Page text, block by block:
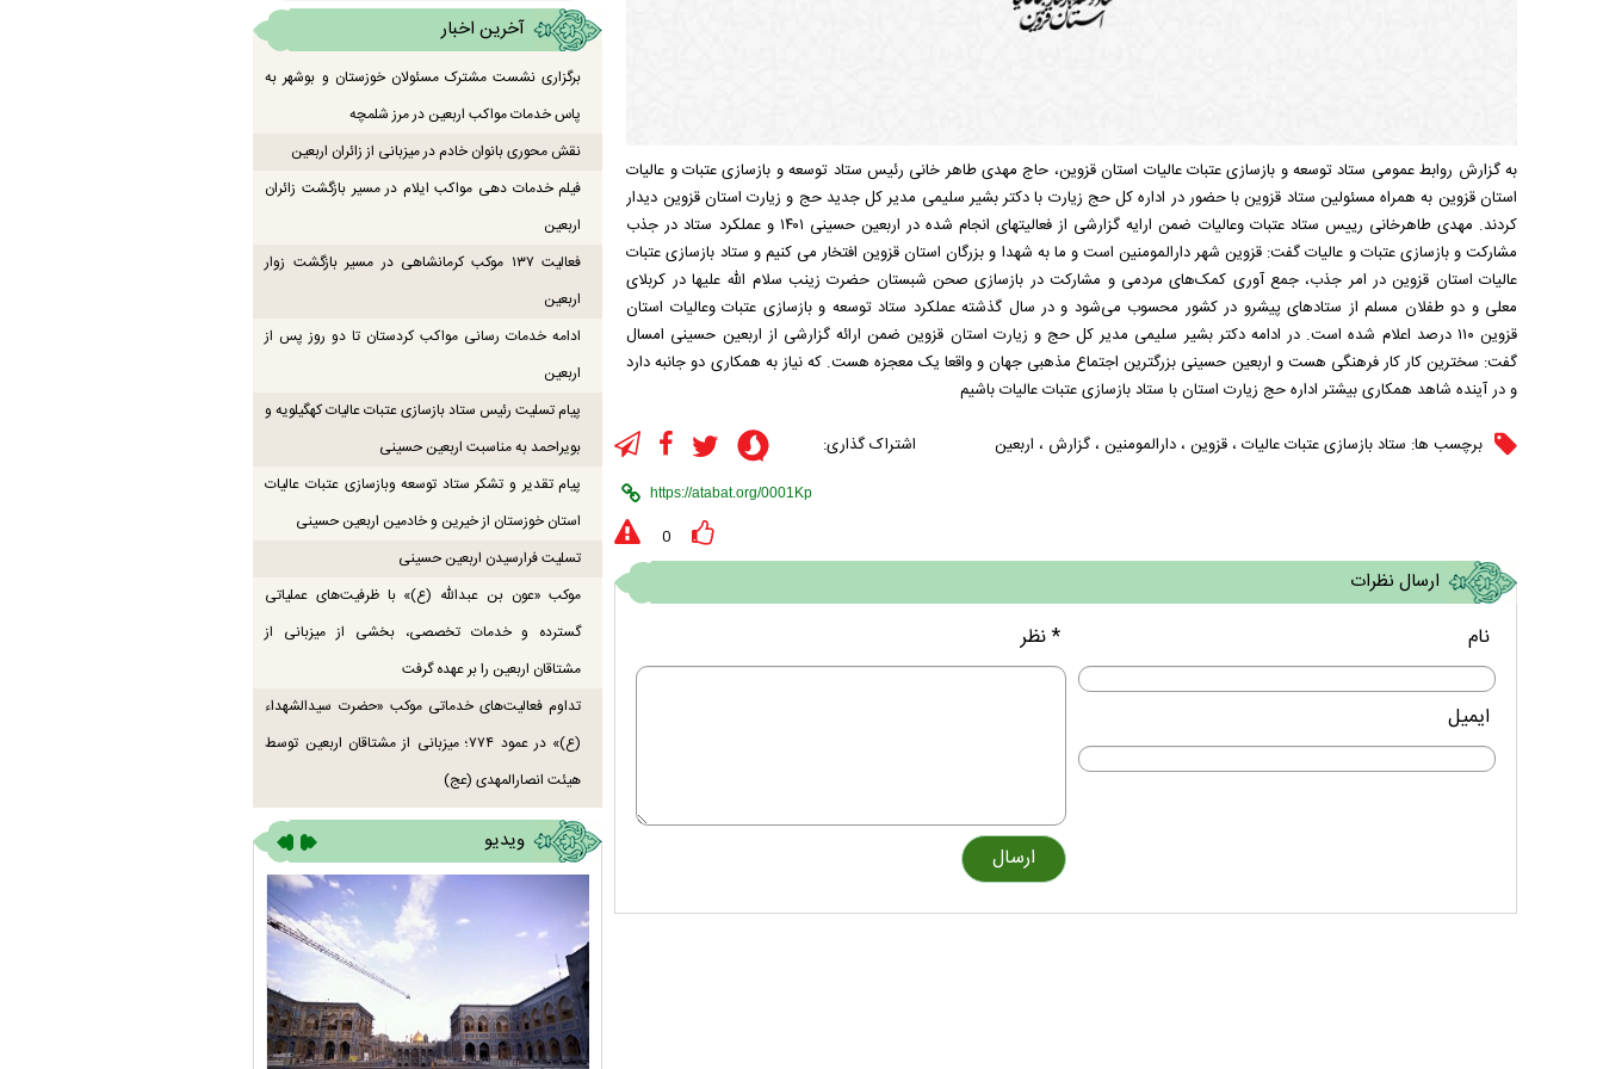
به گزارش روابط عمومی ستاد توسعه و بازسازی عتبات عالیات استان قزوین، حاج مهدی طاهر خانی رئیس ستاد توسعه و بازسازی عتبات و عالیات
استان قزوین به همراه مسئولین ستاد قزوین با حضور در اداره کل حج زیارت با دکتر بشیر سلیمی مدیر کل جدید حج و زیارت استان قزوین دیدار
کردند. مهدی طاهرخانی رییس ستاد عتبات وعالیات ضمن ارایه گزارشی از فعالیتهای انجام شده در اربعین حسینی ۱۴۰۱ و عملکرد ستاد در جذب
مشارکت و بازسازی عتبات و عالیات گفت: قزوین شهر دارالمومنین است و ما به شهدا و بزرگان استان قزوین افتخار می کنیم و ستاد بازسازی عتبات
عالیات استان قزوین در امر جذب، جمع آوری کمک‌های مردمی و مشارکت در بازسازی صحن شبستان حضرت زینب سلام الله علیها در کربلای
معلی و دو طفلان مسلم از ستاد‌های پیشرو در کشور محسوب می‌شود و در سال گذشته عملکرد ستاد توسعه و بازسازی عتبات وعالیات استان
قزوین ۱۱۰ درصد اعلام شده است. در ادامه دکتر بشیر سلیمی مدیر کل حج و زیارت استان قزوین ضمن ارائه گزارشی از اربعین حسینی امسال
گفت: سخترین کار کار فرهنگی هست و اربعین حسینی بزرگترین اجتماع مذهبی جهان و واقعا یک معجزه هست. که نیاز به همکاری دو جانبه دارد
و در آینده شاهد همکاری بیشتر اداره حج زیارت استان با ستاد بازسازی عتبات عالیات باشیم
برچسب ها: ستاد بازسازی عتبات عالیات ، قزوین ، دارالمومنین ، گزارش ، اربعین اشتراک گذاری:
0
ارسال نظرات
نام
ایمیل
* نظر
آخرین اخبار
برگزاری نشست مشترک مسئولان خوزستان و بوشهر به
پاس خدمات مواکب اربعین در مرز شلمچه
نقش محوری بانوان خادم در میزبانی از زائران اربعین
فیلم خدمات دهی مواکب ایلام در مسیر بازگشت زائران
اربعین
فعالیت ۱۳۷ موکب کرمانشاهی در مسیر بازگشت زوار
اربعین
ادامه خدمات رسانی مواکب کردستان تا دو روز پس از
اربعین
پیام تسلیت رئیس ستاد بازسازی عتبات عالیات کهگیلویه و
بویراحمد به مناسبت اربعین حسینی
پیام تقدیر و تشکر ستاد توسعه وبازسازی عتبات عالیات
استان خوزستان از خیرین و خادمین اربعین حسینی
تسلیت فرارسیدن اربعین حسینی
موکب «عون بن عبدالله (ع)» با ظرفیت‌های عملیاتی
گسترده و خدمات تخصصی، بخشی از میزبانی از
مشتاقان اربعین را بر عهده گرفت
تداوم فعالیت‌های خدماتی موکب «حضرت سیدالشهداء
(ع)» در عمود ۷۷۴؛ میزبانی از مشتاقان اربعین توسط
هیئت انصارالمهدی (عج)
ویدیو